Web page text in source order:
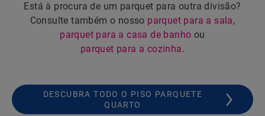
Está à procura de um parquet para outra divisão?
Consulte também o nosso parquet para a sala,
parquet para a casa de banho ou
parquet para a cozinha.
DESCUBRA TODO O PISO PARQUETE
QUARTO